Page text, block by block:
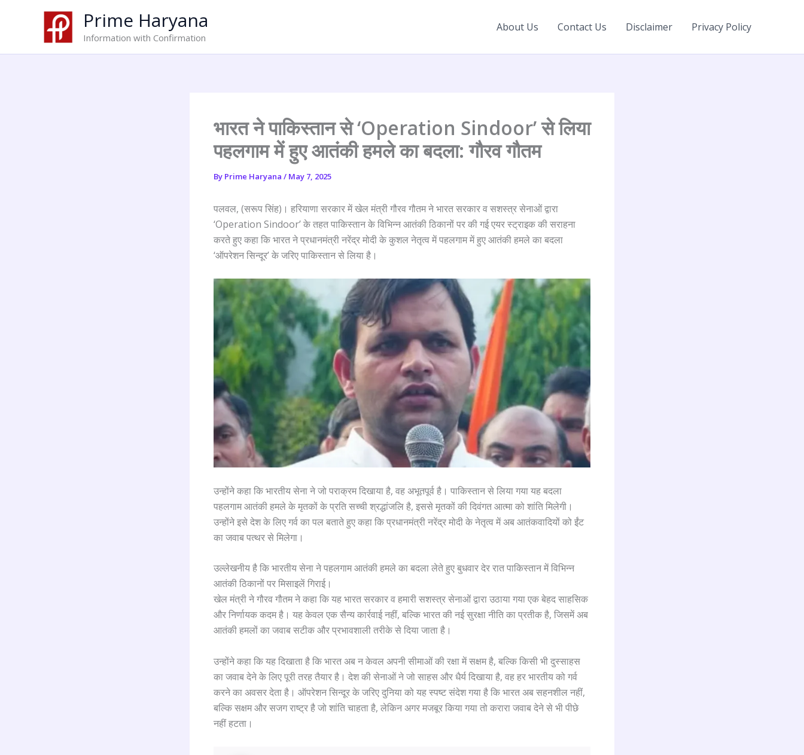
Prime Haryana
Information with Confirmation
About Us Contact Us Disclaimer Privacy Policy
भारत ने पाकिस्तान से ‘Operation Sindoor’ से लिया
पहलगाम में हुए आतंकी हमले का बदला: गौरव गौतम
By Prime Haryana / May 7, 2025
पलवल, (सरूप सिंह)। हरियाणा सरकार में खेल मंत्री गौरव गौतम ने भारत सरकार व सशस्त्र सेनाओं द्वारा
‘Operation Sindoor’ के तहत पाकिस्तान के विभिन्न आतंकी ठिकानों पर की गई एयर स्ट्राइक की सराहना
करते हुए कहा कि भारत ने प्रधानमंत्री नरेंद्र मोदी के कुशल नेतृत्व में पहलगाम में हुए आतंकी हमले का बदला
‘ऑपरेशन सिन्दूर’ के जरिए पाकिस्तान से लिया है।
उन्होंने कहा कि भारतीय सेना ने जो पराक्रम दिखाया है, वह अभूतपूर्व है। पाकिस्तान से लिया गया यह बदला
पहलगाम आतंकी हमले के मृतकों के प्रति सच्ची श्रद्धांजलि है, इससे मृतकों की दिवंगत आत्मा को शांति मिलेगी।
उन्होंने इसे देश के लिए गर्व का पल बताते हुए कहा कि प्रधानमंत्री नरेंद्र मोदी के नेतृत्व में अब आतंकवादियों को ईंट
का जवाब पत्थर से मिलेगा।
उल्लेखनीय है कि भारतीय सेना ने पहलगाम आतंकी हमले का बदला लेते हुए बुधवार देर रात पाकिस्तान में विभिन्न
आतंकी ठिकानों पर मिसाइलें गिराई।
खेल मंत्री ने गौरव गौतम ने कहा कि यह भारत सरकार व हमारी सशस्त्र सेनाओं द्वारा उठाया गया एक बेहद साहसिक
और निर्णायक कदम है। यह केवल एक सैन्य कार्रवाई नहीं, बल्कि भारत की नई सुरक्षा नीति का प्रतीक है, जिसमें अब
आतंकी हमलों का जवाब सटीक और प्रभावशाली तरीके से दिया जाता है।
उन्होंने कहा कि यह दिखाता है कि भारत अब न केवल अपनी सीमाओं की रक्षा में सक्षम है, बल्कि किसी भी दुस्साहस
का जवाब देने के लिए पूरी तरह तैयार है। देश की सेनाओं ने जो साहस और धैर्य दिखाया है, वह हर भारतीय को गर्व
करने का अवसर देता है। ऑपरेशन सिन्दूर के जरिए दुनिया को यह स्पष्ट संदेश गया है कि भारत अब सहनशील नहीं,
बल्कि सक्षम और सजग राष्ट्र है जो शांति चाहता है, लेकिन अगर मजबूर किया गया तो करारा जवाब देने से भी पीछे
नहीं हटता।